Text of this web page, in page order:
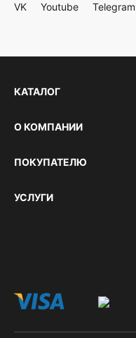
VK Youtube Telegram
КАТАЛОГ
О КОМПАНИИ
ПОКУПАТЕЛЮ
УСЛУГИ